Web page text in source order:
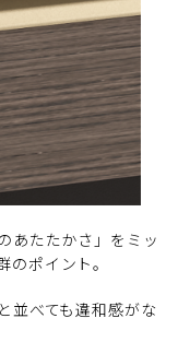
あたたかさ」をミッ
のポイント。
並べても違和感がな